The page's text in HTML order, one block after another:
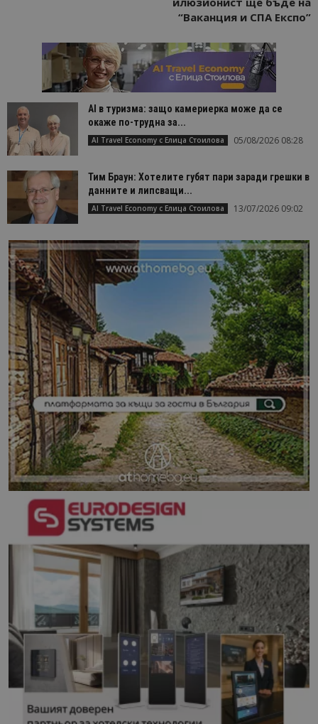
“Ваканция и СПА Експо”
AI в туризма: защо камериерка може да се
окаже по-трудна за...
AI Travel Economy с Елица Стоилова 05/08/2026 08:28
Тим Браун: Хотелите губят пари заради грешки в
данните и липсващи...
AI Travel Economy с Елица Стоилова 13/07/2026 09:02